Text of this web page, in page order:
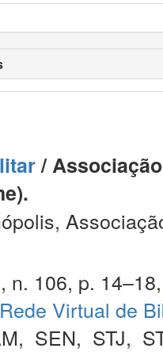
/
n. 106, p.
Rede Virtual de
, SEN, STJ,